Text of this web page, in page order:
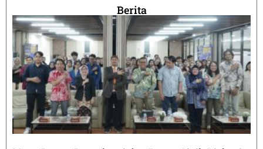
Berita